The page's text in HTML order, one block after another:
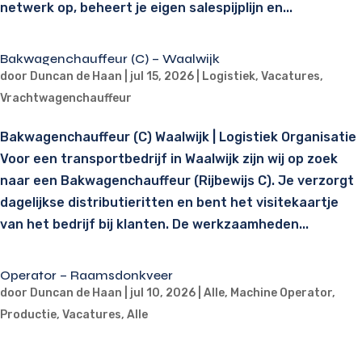
netwerk op, beheert je eigen salespijplijn en...
Bakwagenchauffeur (C) – Waalwijk
door Duncan de Haan jul 15, 2026 Logistiek, Vacatures,
Vrachtwagenchauffeur
Bakwagenchauffeur (C) Waalwijk | Logistiek Organisatie
Voor een transportbedrijf in Waalwijk zijn wij op zoek
naar een Bakwagenchauffeur (Rijbewijs C). Je verzorgt
dagelijkse distributieritten en bent het visitekaartje
van het bedrijf bij klanten. De werkzaamheden...
Operator – Raamsdonkveer
door Duncan de Haan jul 10, 2026 Alle, Machine Operator,
Productie, Vacatures, Alle